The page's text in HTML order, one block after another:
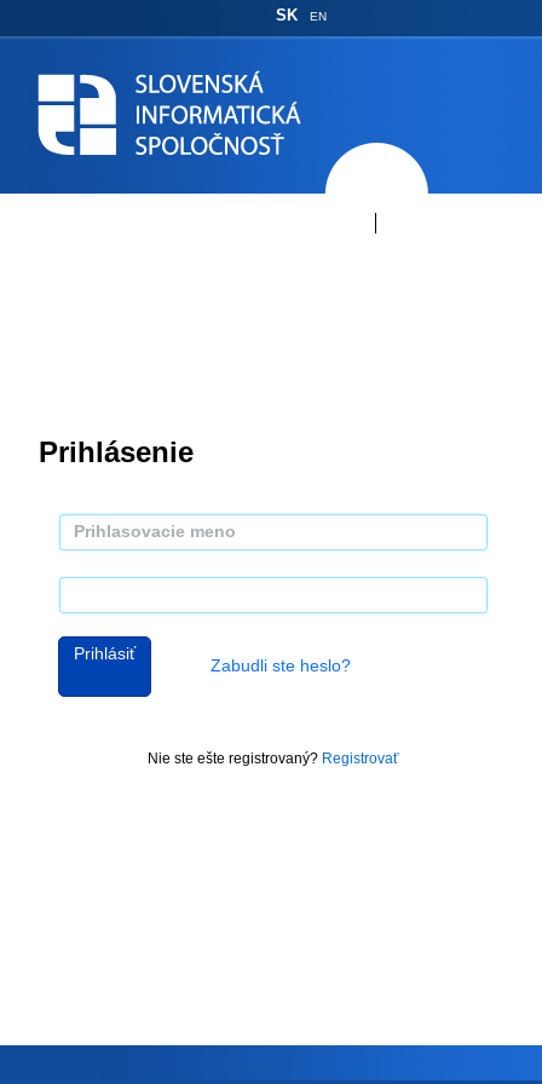
SK EN
Prihlásenie
Prihlásiť
Zabudli ste heslo?
Nie ste ešte registrovaný? Registrovať